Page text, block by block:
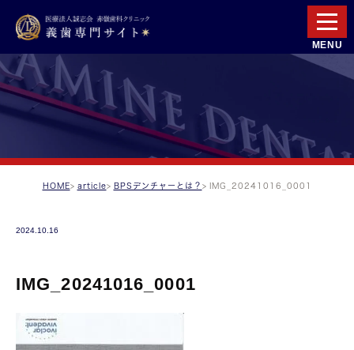
HOME article BPSデンチャーとは？ IMG_20241016_0001
2024.10.16
IMG_20241016_0001